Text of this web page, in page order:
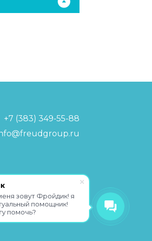
зовут Фройдик! я
помощник!
помочь?
+7 (383) 349-55-88
персональных данных